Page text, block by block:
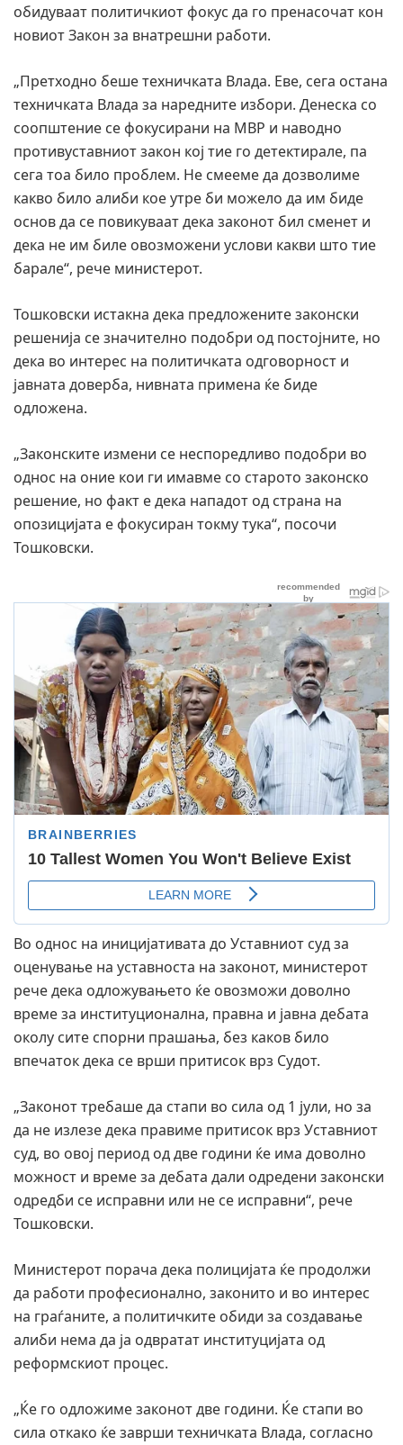
обидуваат политичкиот фокус да го пренасочат кон
новиот Закон за внатрешни работи.
„Претходно беше техничката Влада. Еве, сега остана
техничката Влада за наредните избори. Денеска со
соопштение се фокусирани на МВР и наводно
противуставниот закон кој тие го детектирале, па
сега тоа било проблем. Не смееме да дозволиме
какво било алиби кое утре би можело да им биде
основ да се повикуваат дека законот бил сменет и
дека не им биле овозможени услови какви што тие
барале“, рече министерот.
Тошковски истакна дека предложените законски
решенија се значително подобри од постојните, но
дека во интерес на политичката одговорност и
јавната доверба, нивната примена ќе биде
одложена.
„Законските измени се неспоредливо подобри во
однос на оние кои ги имавме со старото законско
решение, но факт е дека нападот од страна на
опозицијата е фокусиран токму тука“, посочи
Тошковски.
Во однос на иницијативата до Уставниот суд за
оценување на уставноста на законот, министерот
рече дека одложувањето ќе овозможи доволно
време за институционална, правна и јавна дебата
околу сите спорни прашања, без каков било
впечаток дека се врши притисок врз Судот.
„Законот требаше да стапи во сила од 1 јули, но за
да не излезе дека правиме притисок врз Уставниот
суд, во овој период од две години ќе има доволно
можност и време за дебата дали одредени законски
одредби се исправни или не се исправни“, рече
Тошковски.
Министерот порача дека полицијата ќе продолжи
да работи професионално, законито и во интерес
на граѓаните, а политичките обиди за создавање
алиби нема да ја одвратат институцијата од
реформскиот процес.
„Ќе го одложиме законот две години. Ќе стапи во
сила откако ќе заврши техничката Влада, согласно